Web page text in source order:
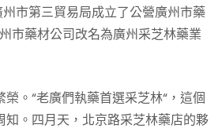
市第三貿易局成立了公營廣州市藥
市藥材公司改名為廣州采芝林藥業
。“老廣們執藥首選采芝林“，這個
知。四月天，北京路采芝林藥店的夥